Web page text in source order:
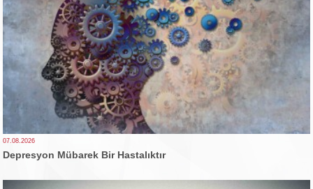
07.08.2026
Depresyon Mübarek Bir Hastalıktır